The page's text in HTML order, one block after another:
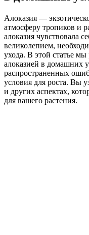
Алоказия —
атмосферу тропиков и
алоказия чувствовала
великолепием,
ухода. В этой статье
алоказией в домашних
распространенных
условия для роста. Вы
и других аспектах,
для вашего растения.